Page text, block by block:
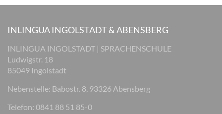
INLINGUA INGOLSTADT & ABENSBERG
INLINGUA INGOLSTADT | SPRACHENSCHULE
Ludwigstr. 18
85049 Ingolstadt
Nebenstelle: Babostr. 8, 93326 Abensberg
Telefon: 0841 88 51 85-0